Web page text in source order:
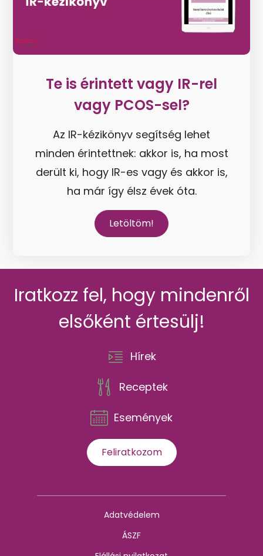
Te is érintett vagy IR-rel
vagy PCOS-sel?
Az IR-kézikönyv segítség lehet
minden érintettnek: akkor is, ha most
derült ki, hogy IR-es vagy és akkor is,
ha már így élsz évek óta.
Letöltöm!
Iratkozz fel, hogy mindenről
elsőként értesülj!
Hírek
Receptek
Események
Feliratkozom
Adatvédelem
ÁSZF